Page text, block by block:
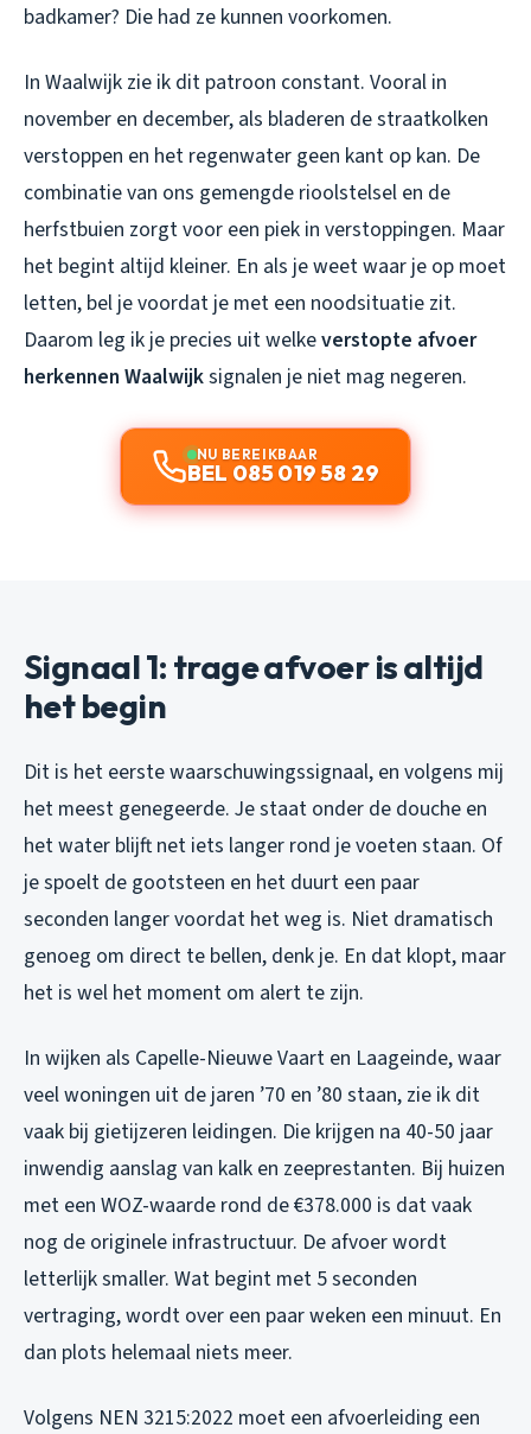
badkamer? Die had ze kunnen voorkomen.
In Waalwijk zie ik dit patroon constant. Vooral in
november en december, als bladeren de straatkolken
verstoppen en het regenwater geen kant op kan. De
combinatie van ons gemengde rioolstelsel en de
herfstbuien zorgt voor een piek in verstoppingen. Maar
het begint altijd kleiner. En als je weet waar je op moet
letten, bel je voordat je met een noodsituatie zit.
Daarom leg ik je precies uit welkeverstopte afvoer
herkennen Waalwijksignalen je niet mag negeren.
NU BEREIKBAAR
BEL 085 019 58 29
Signaal 1: trage afvoer is altijd
het begin
Dit is het eerste waarschuwingssignaal, en volgens mij
het meest genegeerde. Je staat onder de douche en
het water blijft net iets langer rond je voeten staan. Of
je spoelt de gootsteen en het duurt een paar
seconden langer voordat het weg is. Niet dramatisch
genoeg om direct te bellen, denk je. En dat klopt, maar
het is wel het moment om alert te zijn.
In wijken als Capelle-Nieuwe Vaart en Laageinde, waar
veel woningen uit de jaren ’70 en ’80 staan, zie ik dit
vaak bij gietijzeren leidingen. Die krijgen na 40-50 jaar
inwendig aanslag van kalk en zeeprestanten. Bij huizen
met een WOZ-waarde rond de €378.000 is dat vaak
nog de originele infrastructuur. De afvoer wordt
letterlijk smaller. Wat begint met 5 seconden
vertraging, wordt over een paar weken een minuut. En
dan plots helemaal niets meer.
Volgens NEN 3215:2022 moet een afvoerleiding een